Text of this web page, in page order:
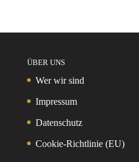
ÜBER UNS
Wer wir sind
Impressum
Datenschutz
Cookie-Richtlinie (EU)